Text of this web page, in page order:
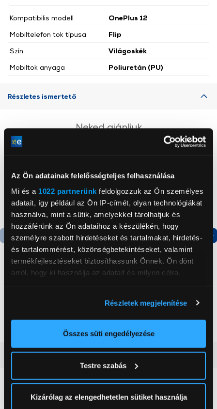
Az Ön adatainak felelősségteljes felhasználása
Mi és a 1022 partnerünk feldolgozzuk az Ön személyes
adatait, így például az Ön IP-címét, olyan technológiákat
használva, mint a sütik, amelyekkel tárolhatjuk és
hozzáférünk az Ön adataihoz a készülékén, hogy
személyre szabott hirdetéseket és tartalmakat, hirdetés-
és tartalommérést, közönségbetekintéseket, valamint
termékfejlesztéseket biztosíthassunk Önnek. Ön dönt
arról, hogy ki használja az adatait és milyen célra.
elhelyezkedéséről pár méteres pontossággal
Az Ön készülékén beazonosítása annak konkrét
módjairól és adja meg preferenciáit aRészletek
pontban. Bármikor módosíthatja vagy visszavonhatja a
Sütinyilatkozathoz való hozzájárulását.
Részletek megjelenítése
Összes süti engedélyezése
Testre szabás
Kizárólag az elengedhetetlen sütiket használja
Kompatibilis modell
OnePlus 12
Mobiltelefon tok típusa
Flip
Szín
Világoskék
Mobiltok anyaga
Poliuretán (PU)
Részletes ismertető
Neked ajánljuk
Termék adatlap Termék adatlap
kombinált hűtőszekrény
Vásárlói vélemények(0)
0